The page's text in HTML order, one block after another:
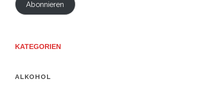
Abonnieren
KATEGORIEN
ALKOHOL